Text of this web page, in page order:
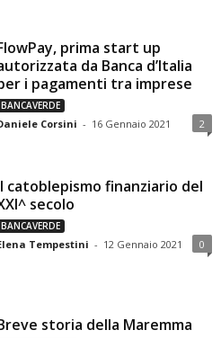
prima start up
da Banca d’Italia
i pagamenti tra imprese
BANCAVERDE
Corsini - 16 Gennaio 2021 2
catoblepismo finanziario del
secolo
BANCAVERDE
Tempestini - 12 Gennaio 2021 0
storia della Maremma